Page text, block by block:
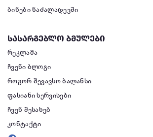
ბინები ნაძალადევში
სასარგებლო ბმულები
რეკლამა
ჩვენი ბლოგი
როგორ შევავსო ბალანსი
ფასიანი სერვისები
ჩვენ შესახებ
კონტაქტი